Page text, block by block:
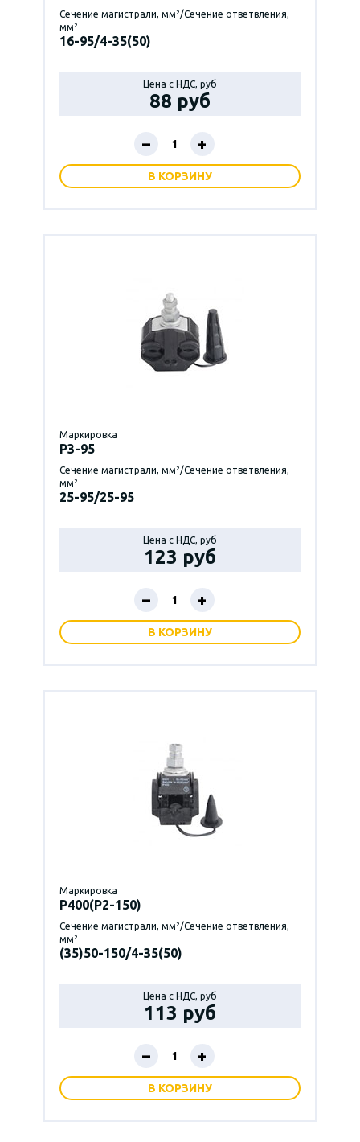
Сечение магистрали, мм²/Сечение ответвления,
мм²
16-95/4-35(50)
Цена с НДС, руб
88 руб
– +
В КОРЗИНУ
Маркировка
P3-95
Сечение магистрали, мм²/Сечение ответвления,
мм²
25-95/25-95
Цена с НДС, руб
123 руб
– +
В КОРЗИНУ
Маркировка
P400(Р2-150)
Сечение магистрали, мм²/Сечение ответвления,
мм²
(35)50-150/4-35(50)
Цена с НДС, руб
113 руб
– +
В КОРЗИНУ